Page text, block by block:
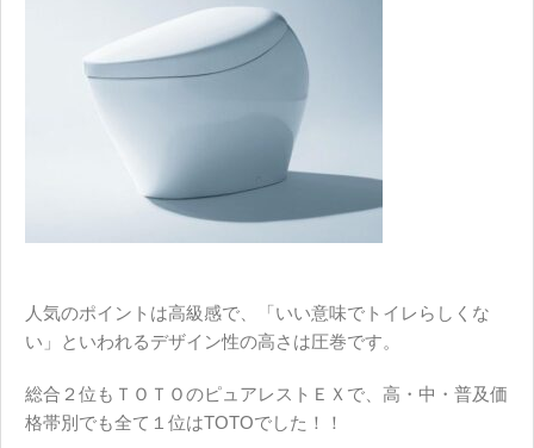
人気のポイントは高級感で、「いい意味でトイレらしくな
い」といわれるデザイン性の高さは圧巻です。
総合２位もＴＯＴＯのピュアレストＥＸで、高・中・普及価
格帯別でも全て１位はTOTOでした！！